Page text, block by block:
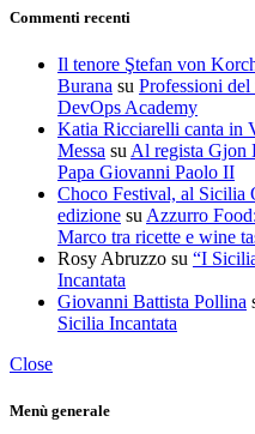
Commenti recenti
Il tenore Ştefan von
Burana su Professioni del
DevOps Academy
Katia Ricciarelli canta in
Messa su Al regista Gjon
Papa Giovanni Paolo II
Choco Festival, al Sicilia
edizione su Azzurro
Marco tra ricette e wine
Rosy Abruzzo su “I
Incantata
Giovanni Battista Pollina
Sicilia Incantata
Close
Menù generale